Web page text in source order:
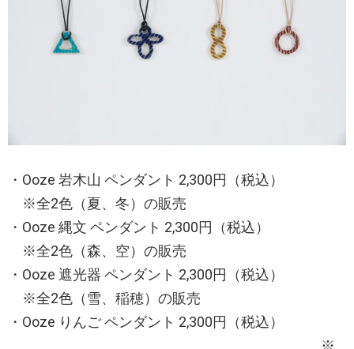
・Ooze 岩木山 ペンダント 2,300円（税込）
※全2色（夏、冬）の販売
・Ooze 縄文 ペンダント 2,300円（税込）
※全2色（森、空）の販売
・Ooze 遮光器 ペンダント 2,300円（税込）
※全2色（雪、稲穂）の販売
・Ooze りんご ペンダント 2,300円（税込）
※